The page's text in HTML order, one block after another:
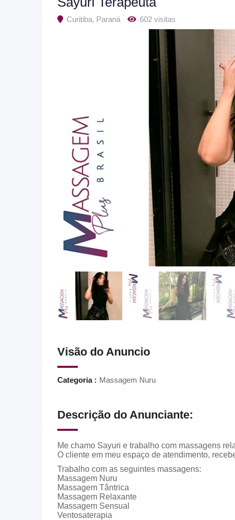
Curitiba, Paraná 602 visitas
Visão do Anuncio
Categoria : Massagem Nuru
Descrição do Anunciante:
Me chamo Sayuri e trabalho com massagens
O cliente em meu espaço de atendimento,
Trabalho com as seguintes massagens:
Massagem Nuru
Massagem Tântrica
Massagem Relaxante
Massagem Sensual
Ventosaterapia